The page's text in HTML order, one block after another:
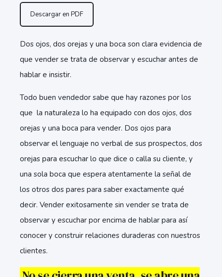
Descargar en PDF
Dos ojos, dos orejas y una boca son clara evidencia de
que vender se trata de observar y escuchar antes de
hablar e insistir.
Todo buen vendedor sabe que hay razones por los
que la naturaleza lo ha equipado con dos ojos, dos
orejas y una boca para vender. Dos ojos para
observar el lenguaje no verbal de sus prospectos, dos
orejas para escuchar lo que dice o calla su cliente, y
una sola boca que espera atentamente la señal de
los otros dos pares para saber exactamente qué
decir. Vender exitosamente sin vender se trata de
observar y escuchar por encima de hablar para así
conocer y construir relaciones duraderas con nuestros
clientes.